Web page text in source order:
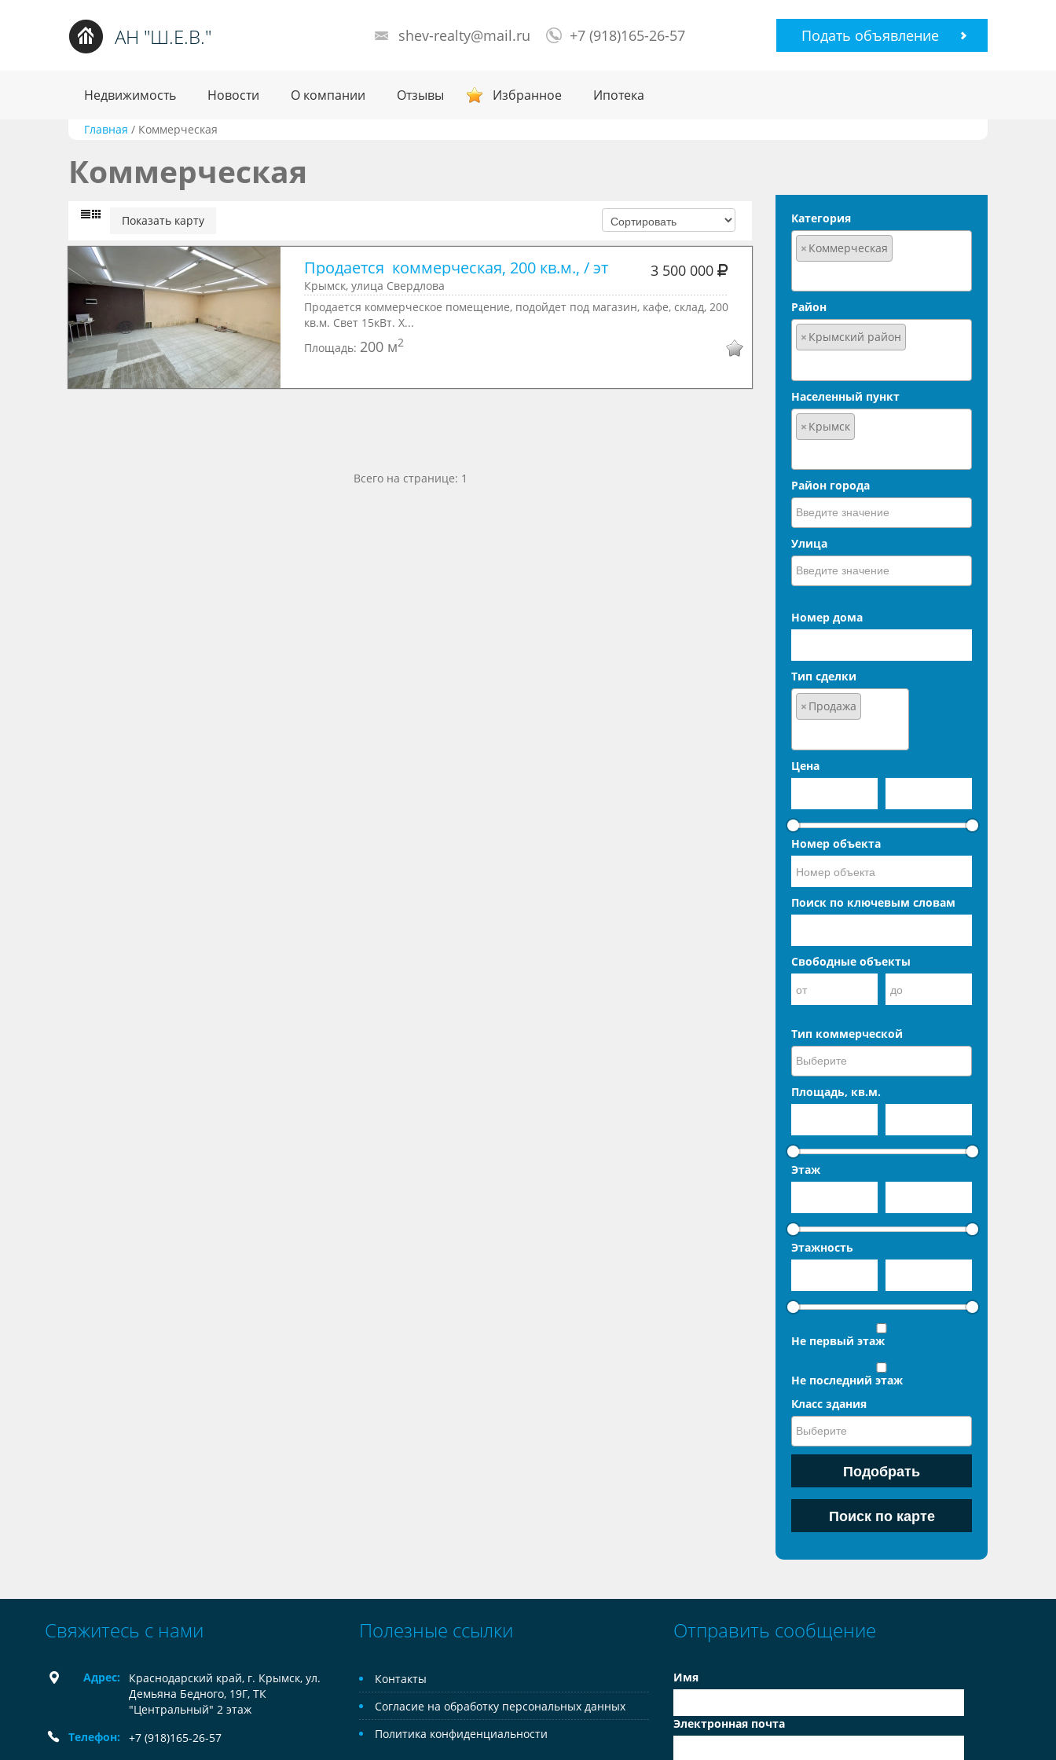
АН "Ш.Е.В." shev-realty@mail.ru +7 (918)165-26-57 Подать объявление
Недвижимость Новости О компании Отзывы Избранное Ипотека
Главная / Коммерческая
Коммерческая
Показать карту
Продается  коммерческая, 200 кв.м., / эт 3 500 000
Крымск, улица Свердлова
Продается коммерческое помещение, подойдет под магазин, кафе, склад, 200
кв.м. Свет 15кВт. Х...
Площадь: 200 м2
Всего на странице: 1
Категория
× Коммерческая
Район
× Крымский район
Населенный пункт
× Крымск
Район города
Улица
Номер дома
Тип сделки
× Продажа
Цена
Номер объекта
Поиск по ключевым словам
Свободные объекты
Тип коммерческой
Площадь, кв.м.
Этаж
Этажность
Не первый этаж
Не последний этаж
Класс здания
Свяжитесь с нами
Адрес:
Краснодарский край, г. Крымск, ул.
Демьяна Бедного, 19Г, ТК
"Центральный" 2 этаж
Телефон:
+7 (918)165-26-57
Полезные ссылки
Контакты
Согласие на обработку персональных данных
Политика конфиденциальности
Отправить сообщение
Имя
Электронная почта